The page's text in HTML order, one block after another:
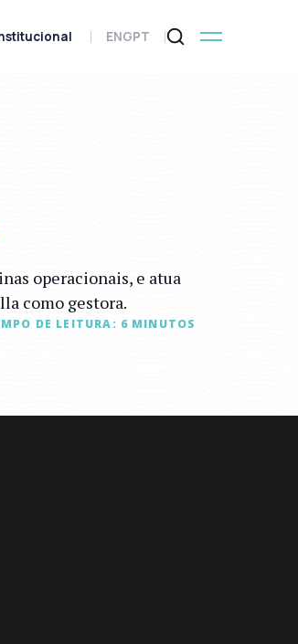
operacionais, e atua
como gestora.
DE LEITURA: 6 MINUTOS
ENGPT